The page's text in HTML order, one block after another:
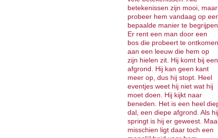
betekenissen zijn mooi, maar
probeer hem vandaag op
bepaalde manier te
Er rent een man door een
bos die probeert te ontkomen
aan een leeuw die hem op
zijn hielen zit. Hij komt bij een
afgrond. Hij kan geen kant
meer op, dus hij stopt. Heel
eventjes weet hij niet wat hij
moet doen. Hij kijkt naar
beneden. Het is een heel
dal, een diepe afgrond. Als hij
springt is hij er geweest.
misschien ligt daar toch een